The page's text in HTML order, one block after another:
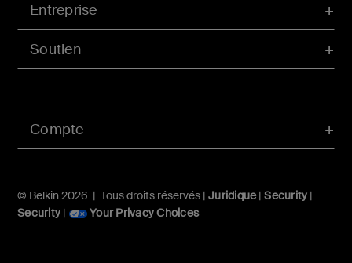
Compte
Entreprise
Soutien
© Belkin 2026 | Tous droits réservés | Juridique|Security |
Security | Your Privacy Choices